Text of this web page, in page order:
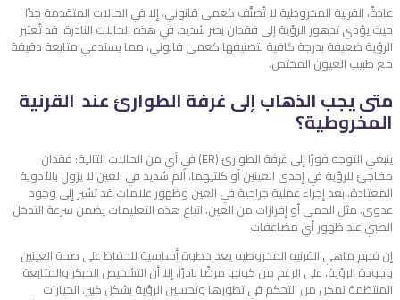
عادةً، القرنية المخروطية لا تُصنَّف كعمى قانوني، إلا في الحالات المتقدمة جدًا
حيث يؤدي تدهور الرؤية إلى فقدان بصر شديد. في هذه الحالات النادرة، قد تُعتبر
الرؤية ضعيفة بدرجة كافية لتصنيفها كعمى قانوني، مما يستدعي متابعة دقيقة
مع طبيب العيون المختص.
متى يجب الذهاب إلى غرفة الطوارئ عند القرنية
المخروطية؟
ينبغي التوجه فورًا إلى غرفة الطوارئ (ER) في أي من الحالات التالية: فقدان
مفاجئ للرؤية في إحدى العينين أو كلتيهما، ألم شديد في العين لا يزول بالأدوية
المعتادة، بعد إجراء عملية جراحية في العين وظهور علامات قد تشير إلى وجود
عدوى، مثل الحمى أو إفرازات من العين، اتباع هذه التعليمات يضمن سرعة التدخل
الطبي عند ظهور أي مضاعفات
إن فهم ماهي القرنيه المخروطيه يعد خطوة أساسية للحفاظ على صحة العينين
وجودة الرؤية. على الرغم من كونها مرضًا نادرًا، إلا أن التشخيص المبكر والمتابعة
المنتظمة تمكن من التحكم في تطورها وتحسين الرؤية بشكل كبير. الخيارات